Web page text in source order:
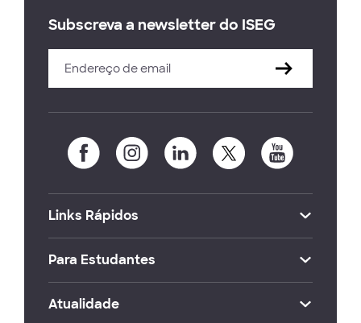
Subscreva a newsletter do ISEG
Links Rápidos
Para Estudantes
Atualidade